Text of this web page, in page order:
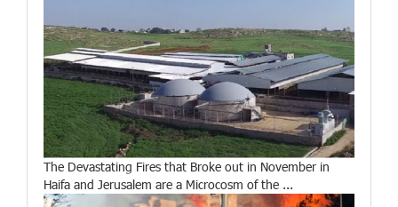
The Devastating Fires that Broke out in November in
Haifa and Jerusalem are a Microcosm of the ...